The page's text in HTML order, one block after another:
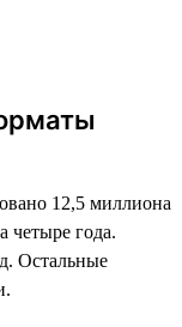
12,5 миллиона
четыре года.
Остальные